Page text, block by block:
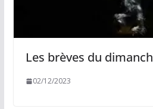
Les brèves du
02/12/2023